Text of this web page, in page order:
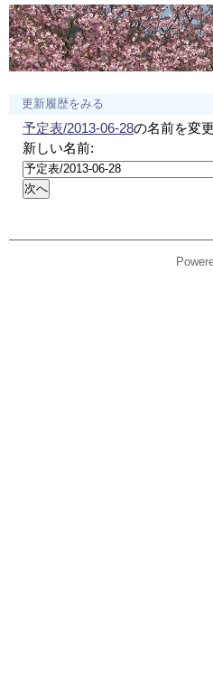
更新履歴をみる
予定表/2013-06-28の名前を変
新しい名前: